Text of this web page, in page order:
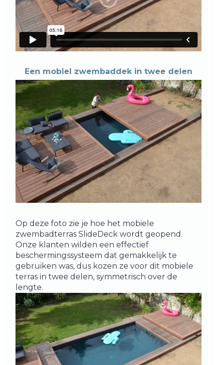
Een mobiel zwembaddek in twee delen
Op deze foto zie je hoe het mobiele
zwembadterras SlideDeck wordt geopend.
Onze klanten wilden een effectief
beschermingssysteem dat gemakkelijk te
gebruiken was, dus kozen ze voor dit mobiele
terras in twee delen, symmetrisch over de
lengte.